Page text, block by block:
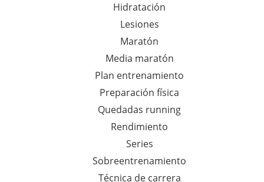
Hidratación
Lesiones
Maratón
Media maratón
Plan entrenamiento
Preparación física
Quedadas running
Rendimiento
Series
Sobreentrenamiento
Técnica de carrera